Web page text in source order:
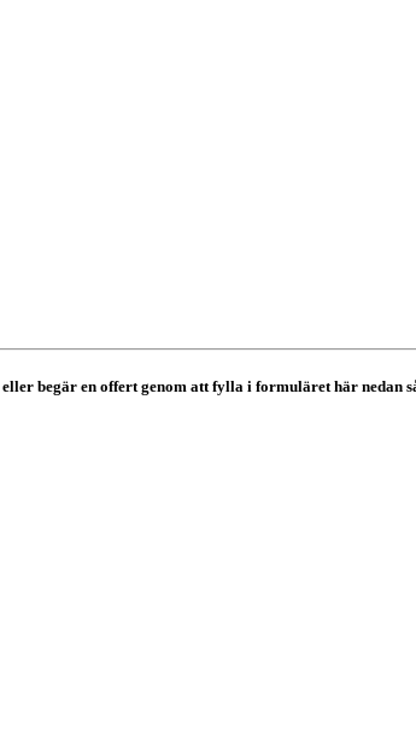
begär en offert genom att fylla i formuläret här nedan